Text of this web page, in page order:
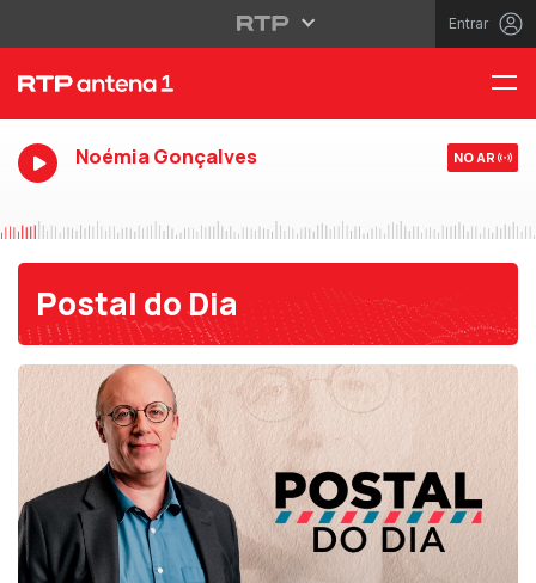
Entrar
Noémia Gonçalves NO AR
Postal do Dia